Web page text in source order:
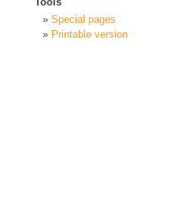
Special pages
Printable version